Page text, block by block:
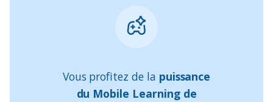
Vous profitez de la puissance
du Mobile Learning de